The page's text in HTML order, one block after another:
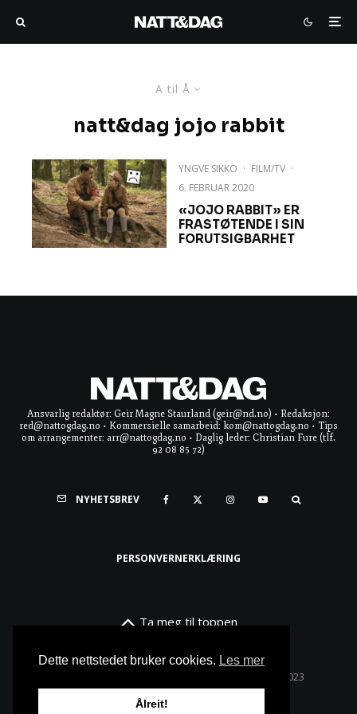
A til Å
natt&dag jojo rabbit
YNGVE SIKKO · FILM/TV ·
6. FEBRUAR 2020
«JOJO RABBIT» ER
FRASTØTENDE I SIN
FORUTSIGBARHET
Ansvarlig redaktør: Geir Magne Staurland (geir@nd.no) • Redaksjon:
red@nattogdag.no • Kommersielle samarbeid: kom@nattogdag.no • Tips
om arrangementer: arr@nattogdag.no • Daglig leder: Christian Fure (tlf.
92 08 85 72)
NYHETSBREV
PERSONVERNERKLÆRING
Ta meg til toppen
Alle rettigheter reservert • Copyright © Natt & Dag 2023
Dette nettstedet bruker cookies. Les mer
Ålreit!